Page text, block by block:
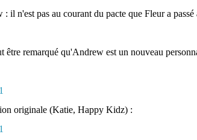
: il n'est pas au courant du pacte que Fleur a passé
être remarqué qu'Andrew est un nouveau
originale (Katie, Happy Kidz) :